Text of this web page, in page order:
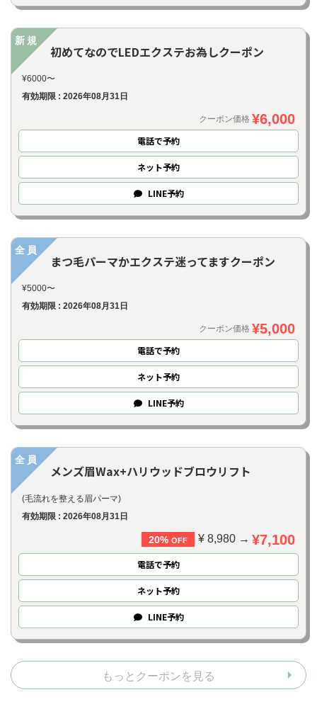
新規
初めてなのでLEDエクステお為しクーポン
¥6000〜
有効期限 : 2026年08月31日
クーポン価格 ¥6,000
電話で予約
ネット予約
LINE予約
全員
まつ毛パーマかエクステ迷ってますクーポン
¥5000〜
有効期限 : 2026年08月31日
クーポン価格 ¥5,000
電話で予約
ネット予約
LINE予約
全員
メンズ眉Wax+ハリウッドブロウリフト
(毛流れを整える眉パーマ)
有効期限 : 2026年08月31日
20% OFF ¥ 8,980 → ¥7,100
電話で予約
ネット予約
LINE予約
もっとクーポンを見る